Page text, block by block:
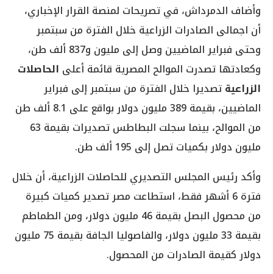
وأضاف الدمرداش، في تصريحات لمنصة القرار الإخباري،
أن اجمالى الصادرات الزراعية خلال الفترة من سبتمبر
وحتى فبراير الماضيين وصل إلى مليون و837 ألف طن،
وكعادتها تصدرت الموالح المصرية قائمة أعلى الحاصلات
الزراعيةتصديرا خلال الفترة من سبتمبر إلى فبراير
الماضيين، بقيمة 389 مليون دولار بواقع على 8.1 ألف طن
من الموالح، بينما سجلت البطاطس تصديرات بقيمة 63
مليون دولار بكميات تصل إلى 195 ألف طن.
وأكد رئيس المجلس التصديري للحاصلات الزراعية، أن خلال
فترة 6 أشهر فقط، استطاعت مصر تصدير كميات كبيرة
من محصول البصل بقيمة 46 مليون دولار، ومن الطماطم
بقيمة 33 مليون دولار، والفاصوليا الجافة بقيمة 75 مليون
دولار كقيمة الصادرات من المحصول.